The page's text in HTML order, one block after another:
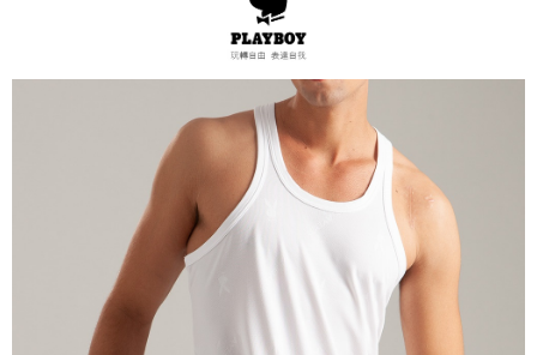
※ 交易是否成功請以「AFTEE先享後付 」之結帳頁面顯示為準，若有關於
是否繳費成功／繳費後需取消欲退款等相關疑問，請聯繫「AFTEE先享後付
https://netprotections.freshdesk.com/support/home
１．透過由恩沛科技股份有限公司提供之「AFTEE先享後付」服務完成之交
易，需依本服務之必要範圍內提供個人資料，並將交易相關給付款項請求債
權轉讓予恩沛科技股份有限公司。
２．關於個人資料處理事宜，請瀏覽以下網址：
https://aftee.tw/terms/#terms3
３．未成年的使用者請事先徵得法定代理人或監護人之同意方可使用
「AFTEE先享後付」，若未經同意申辦者引起之損失，本公司不負相關責
４．使用「AFTEE先享後付」時，將依據個別帳號之用戶狀況，依本公司即
時審查核予不同之上限額度；若仍有額度不足之情形，本公司將視審查結果
請求用戶進行身份認證。
每筆NT$80，滿NT$899(含以上)免運費
每筆NT$100，滿NT$899(含以上)免運費